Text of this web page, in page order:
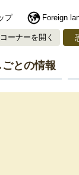
プ Foreign
ーナーを開く
ごとの情報